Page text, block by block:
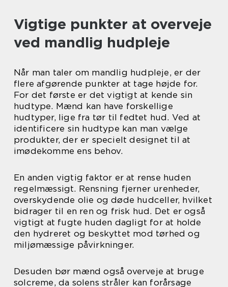
Vigtige punkter at overveje
ved mandlig hudpleje
Når man taler om mandlig hudpleje, er der
flere afgørende punkter at tage højde for.
For det første er det vigtigt at kende sin
hudtype. Mænd kan have forskellige
hudtyper, lige fra tør til fedtet hud. Ved at
identificere sin hudtype kan man vælge
produkter, der er specielt designet til at
imødekomme ens behov.
En anden vigtig faktor er at rense huden
regelmæssigt. Rensning fjerner urenheder,
overskydende olie og døde hudceller, hvilket
bidrager til en ren og frisk hud. Det er også
vigtigt at fugte huden dagligt for at holde
den hydreret og beskyttet mod tørhed og
miljømæssige påvirkninger.
Desuden bør mænd også overveje at bruge
solcreme, da solens stråler kan forårsage